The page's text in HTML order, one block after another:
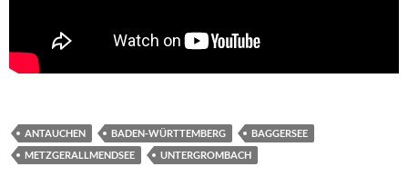
ANTAUCHEN BADEN-WÜRTTEMBERG
BAGGERSEE
METZGERALLMENDSEE
UNTERGROMBACH